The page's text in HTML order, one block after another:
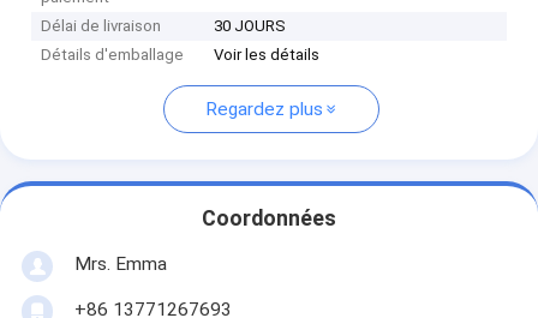
Délai de livraison
30 JOURS
Détails d'emballage
Voir les détails
Regardez plus
Coordonnées
Mrs. Emma
+86 13771267693